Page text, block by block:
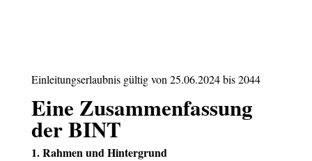
Einleitungserlaubnis gültig von 25.06.2024 bis 2044
Eine Zusammenfassung
der BINT
1. Rahmen und Hintergrund